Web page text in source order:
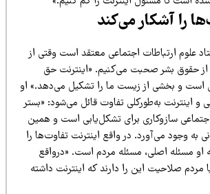
آشکار می‌کند
ارتباطات اجتماعی معتقد است وقتی از
بشر صحبت می‌کنیم. «اینترنت حق
بخشی از زیست ما را تشکیل می‌دهد.» او
به‌طورکلی تفاوت قائل می‌شود: «بستر
سازوکاری برای تشکل‌یابی است و همین
می‌آورد. در واقع اینترنت تفاوت‌ها را
اصلی، مسئله مردم است. «درواقع
این را دارند که اینترنت داشته